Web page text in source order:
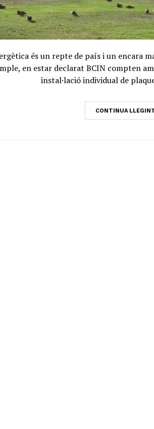
és un repte de país i un encara
en estar declarat BCIN compten
instal·lació individual de
CONTINUA